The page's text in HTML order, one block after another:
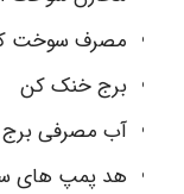
مصرف سوخت
برج خنک کن
آب مصرفی
هد پمپ های